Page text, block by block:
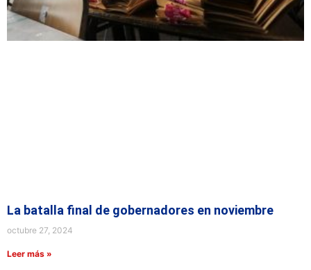
La batalla final de gobernadores en noviembre
octubre 27, 2024
Leer más »